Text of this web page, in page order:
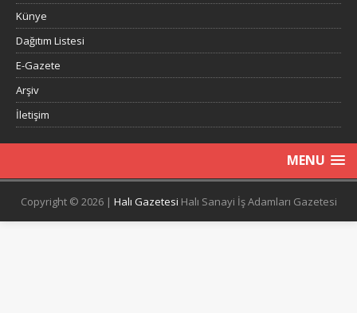
Künye
Dağıtım Listesi
E-Gazete
Arşiv
İletişim
MENU
Copyright © 2026 | Halı Gazetesi Halı Sanayi İş Adamları Gazetesi